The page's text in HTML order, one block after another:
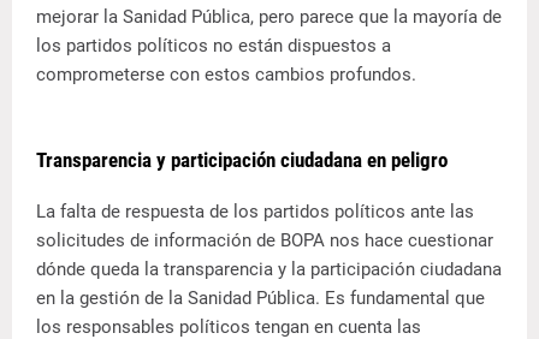
mejorar la Sanidad Pública, pero parece que la mayoría de
los partidos políticos no están dispuestos a
comprometerse con estos cambios profundos.
Transparencia y participación ciudadana en peligro
La falta de respuesta de los partidos políticos ante las
solicitudes de información de BOPA nos hace cuestionar
dónde queda la transparencia y la participación ciudadana
en la gestión de la Sanidad Pública. Es fundamental que
los responsables políticos tengan en cuenta las